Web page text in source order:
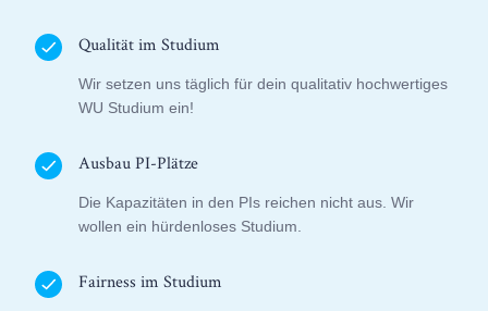
Qualität im Studium
Wir setzen uns täglich für dein qualitativ hochwertiges
WU Studium ein!
Ausbau PI-Plätze
Die Kapazitäten in den PIs reichen nicht aus. Wir
wollen ein hürdenloses Studium.
Fairness im Studium